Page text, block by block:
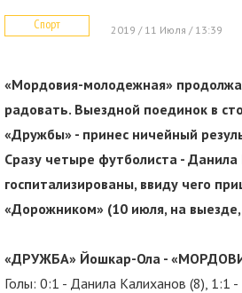
Спорт 2019 / 11 Июля / 13:39
«Мордовия-молодежная»
радовать. Выездной поединок в
«Дружбы» - принес ничейный
Сразу четыре футболиста -
госпитализированы, ввиду чего
«Дорожником» (10 июля, на
«ДРУЖБА» Йошкар-Ола -
Голы: 0:1 - Данила Калиханов (8), 1:1